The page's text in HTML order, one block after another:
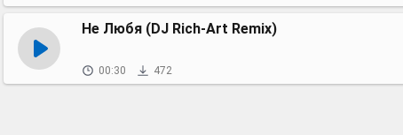
Не Любя (DJ Rich-Art Remix)
00:30 472